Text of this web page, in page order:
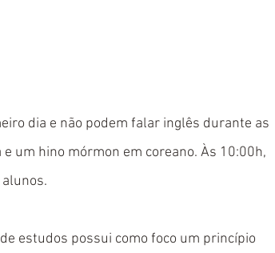
dia e não podem falar inglês durante as
um hino mórmon em coreano. Às 10:00h,
estudos possui como foco um princípio